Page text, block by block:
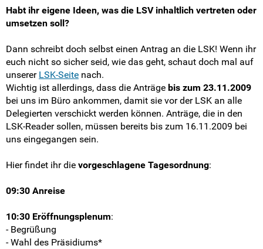
Mach mit!
SV-Arbeit vor Ort
Du hast Recht(e)
Weitersurfen
Termine
Shop
Intern
Habt ihr eigene Ideen, was die LSV inhaltlich vertreten oder
umsetzen soll?
Dann schreibt doch selbst einen Antrag an die LSK! Wenn ihr
euch nicht so sicher seid, wie das geht, schaut doch mal auf
unserer LSK-Seite nach.
Wichtig ist allerdings, dass die Anträge bis zum 23.11.2009
bei uns im Büro ankommen, damit sie vor der LSK an alle
Delegierten verschickt werden können. Anträge, die in den
LSK-Reader sollen, müssen bereits bis zum 16.11.2009 bei
uns eingegangen sein.
Hier findet ihr die vorgeschlagene Tagesordnung:
09:30 Anreise
10:30 Eröffnungsplenum:
- Begrüßung
- Wahl des Präsidiums*